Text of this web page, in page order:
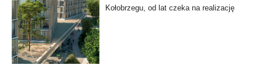
Kołobrzegu, od lat czeka na realizację